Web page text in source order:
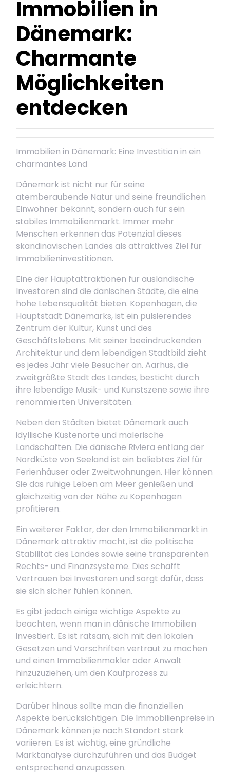
Immobilien in
Dänemark:
Charmante
Möglichkeiten
entdecken
Immobilien in Dänemark: Eine Investition in ein
charmantes Land
Dänemark ist nicht nur für seine
atemberaubende Natur und seine freundlichen
Einwohner bekannt, sondern auch für sein
stabiles Immobilienmarkt. Immer mehr
Menschen erkennen das Potenzial dieses
skandinavischen Landes als attraktives Ziel für
Immobilieninvestitionen.
Eine der Hauptattraktionen für ausländische
Investoren sind die dänischen Städte, die eine
hohe Lebensqualität bieten. Kopenhagen, die
Hauptstadt Dänemarks, ist ein pulsierendes
Zentrum der Kultur, Kunst und des
Geschäftslebens. Mit seiner beeindruckenden
Architektur und dem lebendigen Stadtbild zieht
es jedes Jahr viele Besucher an. Aarhus, die
zweitgrößte Stadt des Landes, besticht durch
ihre lebendige Musik- und Kunstszene sowie ihre
renommierten Universitäten.
Neben den Städten bietet Dänemark auch
idyllische Küstenorte und malerische
Landschaften. Die dänische Riviera entlang der
Nordküste von Seeland ist ein beliebtes Ziel für
Ferienhäuser oder Zweitwohnungen. Hier können
Sie das ruhige Leben am Meer genießen und
gleichzeitig von der Nähe zu Kopenhagen
profitieren.
Ein weiterer Faktor, der den Immobilienmarkt in
Dänemark attraktiv macht, ist die politische
Stabilität des Landes sowie seine transparenten
Rechts- und Finanzsysteme. Dies schafft
Vertrauen bei Investoren und sorgt dafür, dass
sie sich sicher fühlen können.
Es gibt jedoch einige wichtige Aspekte zu
beachten, wenn man in dänische Immobilien
investiert. Es ist ratsam, sich mit den lokalen
Gesetzen und Vorschriften vertraut zu machen
und einen Immobilienmakler oder Anwalt
hinzuzuziehen, um den Kaufprozess zu
erleichtern.
Darüber hinaus sollte man die finanziellen
Aspekte berücksichtigen. Die Immobilienpreise in
Dänemark können je nach Standort stark
variieren. Es ist wichtig, eine gründliche
Marktanalyse durchzuführen und das Budget
entsprechend anzupassen.